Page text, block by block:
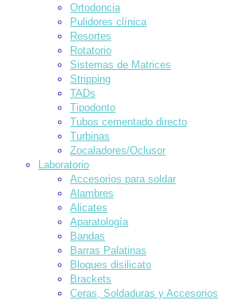
Ortodoncia
Pulidores clínica
Resortes
Rotatorio
Sistemas de Matrices
Stripping
TADs
Tipodonto
Tubos cementado directo
Turbinas
Zocaladores/Oclusor
Laboratorio
Accesorios para soldar
Alambres
Alicates
Aparatología
Bandas
Barras Palatinas
Bloques disilicato
Brackets
Ceras, Soldaduras y Accesorios